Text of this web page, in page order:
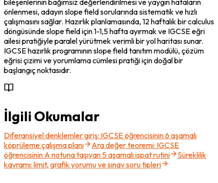
önlenmesi, adayın slope field sorularında sistematik ve hızlı
çalışmasını sağlar. Hazırlık planlamasında, 12 haftalık bir calculus
döngüsünde slope field için 1-1,5 hafta ayırmak ve IGCSE eğri
ailesi pratiğiyle paralel yürütmek verimli bir yol haritası sunar.
IGCSE hazırlık programının slope field tanıtım modülü, çözüm
eğrisi çizimi ve yorumlama cümlesi pratiği için doğal bir
başlangıç noktasıdır.
İlgili Okumalar
Diferansiyel denklemler giriş: IGCSE öğrencisinin 6 aşamalı
köprüleme çalışma planı
Ara değer teoremi: IGCSE
öğrencisinin A notuna taşıyan 5 aşamalı ispat rutini
Süreklilik
kavramı: limit, grafik yorumu ve sınav soru tipleri